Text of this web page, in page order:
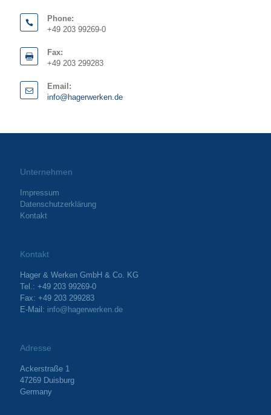
Phone:
+49 203 99269-0
Fax:
+49 203 299283
Email:
info@hagerwerken.de
Unternehmen
Impressum
Datenschutzerklärung
Kontakt
Kontakt
Hager & Werken GmbH & Co. KG
Tel.: +49 203 99269-0
Fax: +49 203 299283
E-Mail: info@hagerwerken.de
Adresse
Ackerstraße 1
47269 Duisburg
Germany